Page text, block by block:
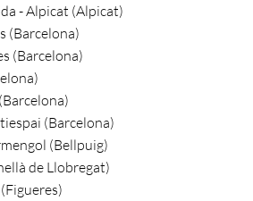
- Alpicat (Alpicat)
(Barcelona)
(Barcelona)
(Barcelona)
(Bellpuig)
de Llobregat)